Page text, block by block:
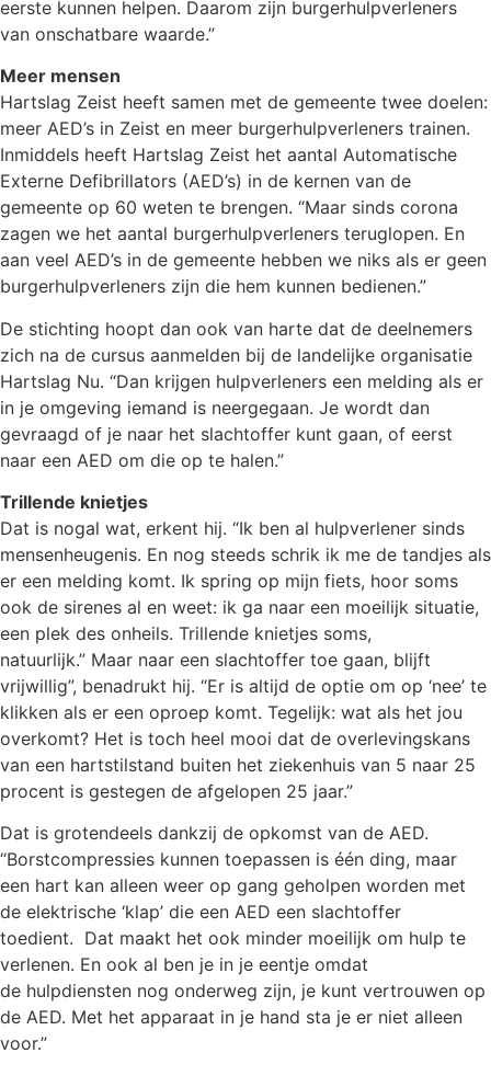
eerste kunnen helpen. Daarom zijn burgerhulpverleners
van onschatbare waarde.”
Meer mensen
Hartslag Zeist heeft samen met de gemeente twee doelen:
meer AED’s in Zeist en meer burgerhulpverleners trainen.
Inmiddels heeft Hartslag Zeist het aantal Automatische
Externe Defibrillators (AED’s) in de kernen van de
gemeente op 60 weten te brengen. “Maar sinds corona
zagen we het aantal burgerhulpverleners teruglopen. En
aan veel AED’s in de gemeente hebben we niks als er geen
burgerhulpverleners zijn die hem kunnen bedienen.”
De stichting hoopt dan ook van harte dat de deelnemers
zich na de cursus aanmelden bij de landelijke organisatie
Hartslag Nu. “Dan krijgen hulpverleners een melding als er
in je omgeving iemand is neergegaan. Je wordt dan
gevraagd of je naar het slachtoffer kunt gaan, of eerst
naar een AED om die op te halen.”
Trillende knietjes
Dat is nogal wat, erkent hij. “Ik ben al hulpverlener sinds
mensenheugenis. En nog steeds schrik ik me de tandjes als
er een melding komt. Ik spring op mijn fiets, hoor soms
ook de sirenes al en weet: ik ga naar een moeilijk situatie,
een plek des onheils. Trillende knietjes soms,
natuurlijk.” Maar naar een slachtoffer toe gaan, blijft
vrijwillig”, benadrukt hij. “Er is altijd de optie om op ‘nee’ te
klikken als er een oproep komt. Tegelijk: wat als het jou
overkomt? Het is toch heel mooi dat de overlevingskans
van een hartstilstand buiten het ziekenhuis van 5 naar 25
procent is gestegen de afgelopen 25 jaar.”
Dat is grotendeels dankzij de opkomst van de AED.
“Borstcompressies kunnen toepassen is één ding, maar
een hart kan alleen weer op gang geholpen worden met
de elektrische ‘klap’ die een AED een slachtoffer
toedient. Dat maakt het ook minder moeilijk om hulp te
verlenen. En ook al ben je in je eentje omdat
de hulpdiensten nog onderweg zijn, je kunt vertrouwen op
de AED. Met het apparaat in je hand sta je er niet alleen
voor.”